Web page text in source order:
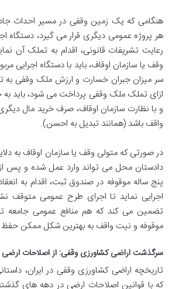
هنگامی که یک زمین وقفی در مسیر احداث
هر پروژه عمومی دیگری قرار می گیرد، دستگاه
رعایت تشریفات قانونی، اقدام به تملک آن
وقف یا سازمان اوقاف، باید با دستگاه اجرایی
سر میزان جبران خسارت و ارزش ملک وقفی به
ازای تملک ملک وقفی پرداخت می شود، باید به
و با نظارت سازمان اوقاف، صرف خرید مال
واقف باشد (همانند تبدیل به احسن).
در صورتی که متولی وقف یا سازمان اوقاف به
دادستان محل می تواند وارد عمل شده و پس از
پنج ساله موقوفه در صندوق ثبت، اقدام به
اجرایی نماید تا اجرای طرح عمومی متوقف
تضمین می کند که هم منافع عمومی
موقوفه و نیت واقف به بهترین شکل ممکن حفظ
سرگذشت اراضی کشاورزی وقفی: از اصلاحات ارضی
تاریخچه اراضی کشاورزی وقفی در ایران،
که با قوانین اصلاحات ارضی در دهه های